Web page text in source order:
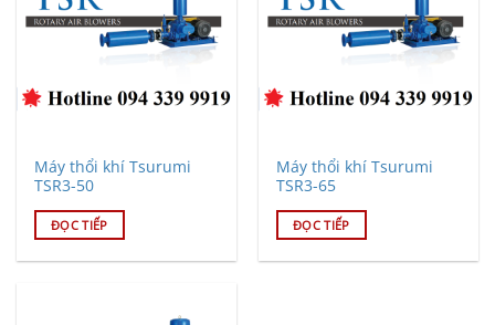
Máy thổi khí Tsurumi
TSR3-50
ĐỌC TIẾP
Máy thổi khí Tsurumi
TSR3-65
ĐỌC TIẾP